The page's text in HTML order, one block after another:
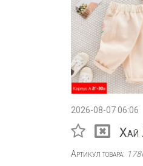
2026-08-07 06:06
Хай
Артикул товара: